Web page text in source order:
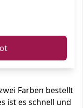
Farben bestellt
ist es schnell und